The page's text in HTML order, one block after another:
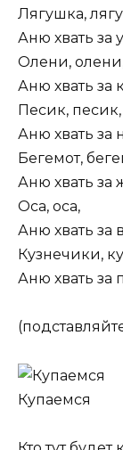
Лягушка,
Аню хвать за
Олени,
Аню хвать за
Песик, песик,
Аню хвать за
Бегемот,
Аню хвать за
Оса, оса,
Аню хвать за
Кузнечики,
Аню хвать за
Купаемся